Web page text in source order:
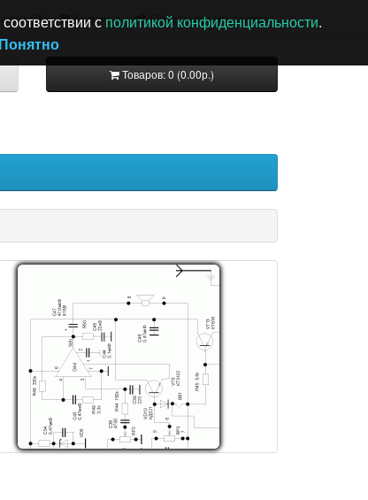
(0) Корзина Оформление заказа
Товаров: 0 (0.00р.)
с политикой конфиденциальности.
Понятно